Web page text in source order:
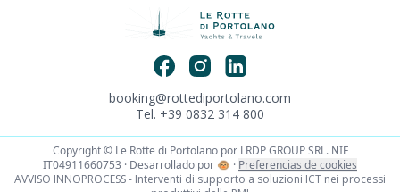
booking@rottediportolano.com
Tel. +39 0832 314 800
Copyright © Le Rotte di Portolano por LRDP GROUP SRL. NIF
IT04911660753 · Desarrollado por 🐵 · Preferencias de cookies
AVVISO INNOPROCESS - Interventi di supporto a soluzioni ICT nei processi